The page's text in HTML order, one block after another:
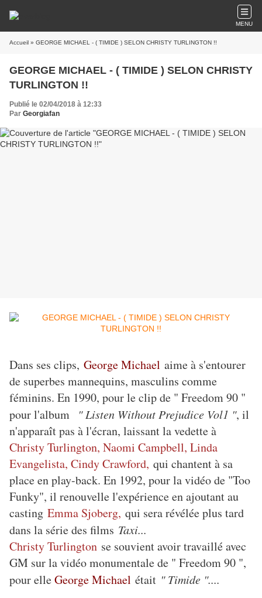
MENU
Accueil » GEORGE MICHAEL - ( TIMIDE ) SELON CHRISTY TURLINGTON !!
GEORGE MICHAEL - ( TIMIDE ) SELON CHRISTY
TURLINGTON !!
Publié le 02/04/2018 à 12:33
Par Georgiafan
Dans ses clips, George Michael aime à s'entourer
de superbes mannequins, masculins comme
féminins. En 1990, pour le clip de " Freedom 90 "
pour l'album
" Listen Without Prejudice Vol1 ", il
n'apparaît pas à l'écran, laissant la vedette à
Christy Turlington, Naomi Campbell, Linda
Evangelista, Cindy Crawford, qui chantent à sa
place en play-back. En 1992, pour la vidéo de "Too
Funky", il renouvelle l'expérience en ajoutant au
casting Emma Sjoberg, qui sera révélée plus tard
dans la série des films Taxi...
Christy Turlington se souvient avoir travaillé avec
GM sur la vidéo monumentale de " Freedom 90 ",
pour elleGeorge Michael était " Timide "....